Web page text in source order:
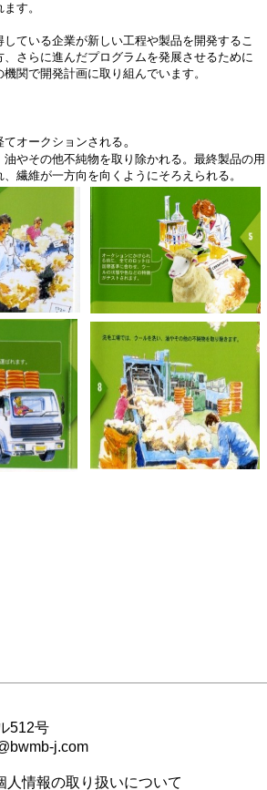
す。
している企業が新しい工程や製品を開発するこ
、さらに進んだプログラムを発展させるために
関で開発計画に取り組んでいます。
オークションされる 。
やその他不純物を取り除かれる。最終製品の用
繊維が一方向を向くようにそろえられる。
512号
j.com
人情報の取り扱いについて